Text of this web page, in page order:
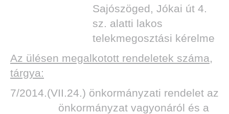
Sajószöged, Jókai út 4.
sz. alatti lakos
telekmegosztási kérelme
Az ülésen megalkotott rendeletek száma,
tárgya:
7/2014.(VII.24.) önkormányzati rendelet az
önkormányzat vagyonáról és a